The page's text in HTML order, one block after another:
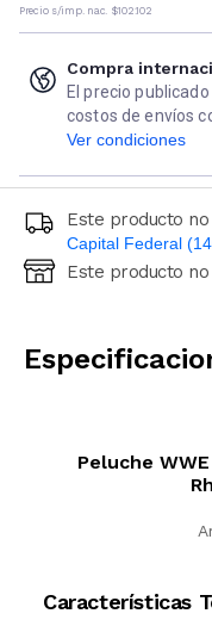
Precio s/imp. nac. $102.102
Compra
El precio
costos de envíos
Ver condiciones
Este producto
Capital Federal
Ingresá código
Este producto
Peluche
Características